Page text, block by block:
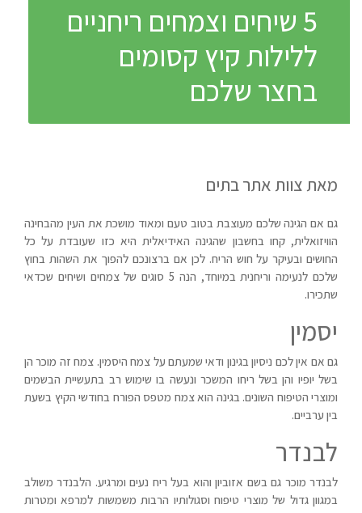
5 שיחים וצמחים ריחניים
ללילות קיץ קסומים
בחצר שלכם
מאת צוות אתר בתים
גם אם הגינה שלכם מעוצבת בטוב טעם ומאוד מושכת את העין מהבחינה
הוויזואלית, קחו בחשבון שהגינה האידיאלית היא כזו שעובדת על כל
החושים ובעיקר על חוש הריח. לכן אם ברצונכם להפוך את השהות בחוץ
שלכם לנעימה וריחנית במיוחד, הנה 5 סוגים של צמחים ושיחים שכדאי
שתכירו.
יסמין
גם אם אין לכם ניסיון בגינון ודאי שמעתם על צמח היסמין. צמח זה מוכר הן
בשל יופיו והן בשל ריחו המשכר ונעשה בו שימוש רב בתעשיית הבשמים
ומוצרי הטיפוח השונים. בגינה הוא צמח מטפס הפורח בחודשי הקיץ בשעת
בין ערביים.
לבנדר
לבנדר מוכר גם בשם אזוביון והוא בעל ריח נעים ומרגיע. הלבנדר משולב
במגוון גדול של מוצרי טיפוח וסגולותיו הרבות משמשות למרפא ומטרות